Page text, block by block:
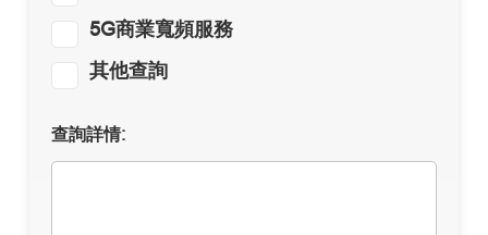
5G商業寬頻服務
其他查詢
查詢詳情: